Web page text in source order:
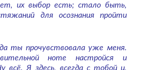
их выбор есть; стало быть,
для осознания пройти
ты прочувствовала уже меня.
ноте настройся и
всё. Я здесь, всегда с тобой и,